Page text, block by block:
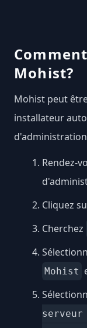
Mohist?
Mohist peut
installateur
Rendez-
Cliquez
Cherchez
Mohist